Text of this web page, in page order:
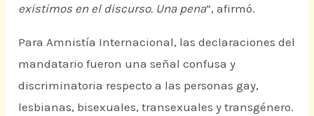
existimos en el discurso. Una pena”, afirmó.
Para Amnistía Internacional, las declaraciones del
mandatario fueron una señal confusa y
discriminatoria respecto a las personas gay,
lesbianas, bisexuales, transexuales y transgénero.